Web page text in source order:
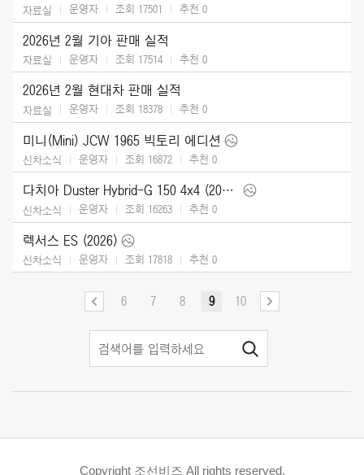
자료실 운영자 조회 17501 추천 0
2026년 2월 기아 판매 실적
자료실 운영자 조회 17514 추천 0
2026년 2월 현대차 판매 실적
자료실 운영자 조회 18378 추천 0
미니(Mini) JCW 1965 빅토리 에디션
신차소식 운영자 조회 16872 추천 0
다치아 Duster Hybrid-G 150 4x4 (2026)
신차소식 운영자 조회 16263 추천 0
렉서스 ES (2026)
신차소식 운영자 조회 17818 추천 0
6 7 8 9 10
Copyright 조선비즈 All rights reserved.